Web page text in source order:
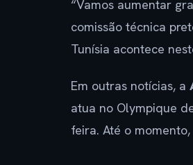
“Vamos aumentar
comissão técnica
Tunísia acontece
Em outras notícias, a
atua no Olympique
feira. Até o